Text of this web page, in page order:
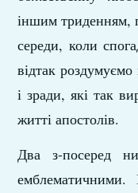
іншим триденням,
середи, коли
відтак
і зради, які так
житті апостолів.
Два з-посеред